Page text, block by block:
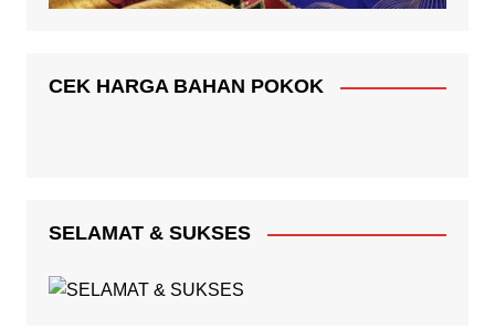
CEK HARGA BAHAN POKOK
SELAMAT & SUKSES